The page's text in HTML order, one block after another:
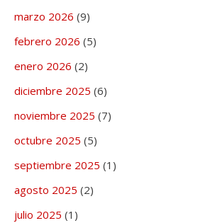
marzo 2026 (9)
febrero 2026 (5)
enero 2026 (2)
diciembre 2025 (6)
noviembre 2025 (7)
octubre 2025 (5)
septiembre 2025 (1)
agosto 2025 (2)
julio 2025 (1)